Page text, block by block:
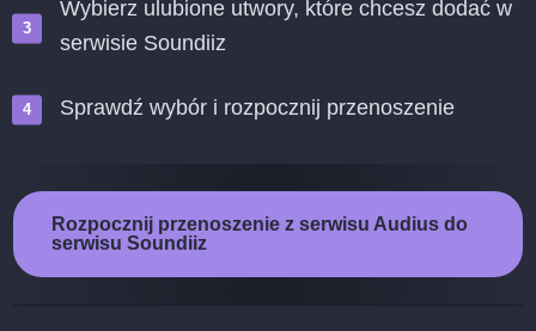
Wybierz ulubione utwory, które chcesz dodać w
serwisie Soundiiz
Sprawdź wybór i rozpocznij przenoszenie
Rozpocznij przenoszenie z serwisu Audius do
serwisu Soundiiz